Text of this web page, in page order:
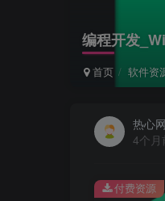
编程开发
首页 软件资
热心
4个月
付费资源